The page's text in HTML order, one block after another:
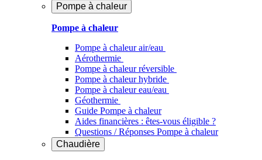
Pompe à chaleur
Pompe à chaleur
Pompe à chaleur air/eau
Aérothermie
Pompe à chaleur réversible
Pompe à chaleur hybride
Pompe à chaleur​ eau/eau
Géothermie
Guide Pompe à chaleur
Aides financières : êtes-vous éligible ?
Questions / Réponses Pompe à chaleur
Chaudière